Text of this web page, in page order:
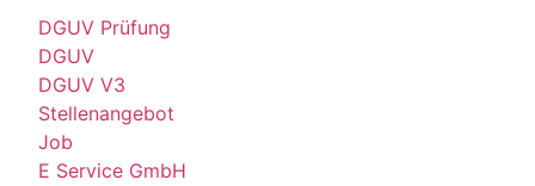
DGUV Prüfung
DGUV
DGUV V3
Stellenangebot
Job
E Service GmbH